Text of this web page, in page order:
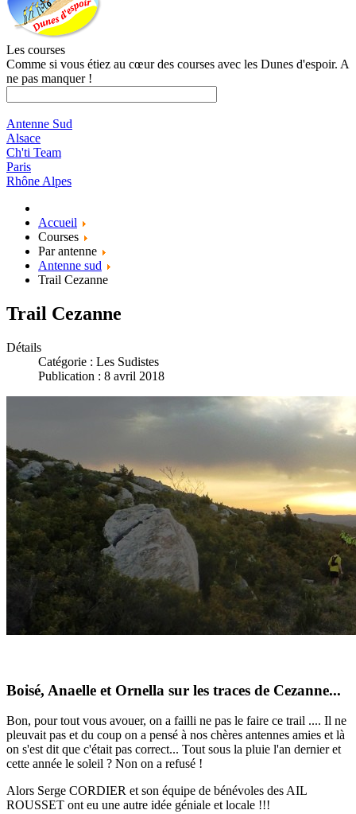
Les courses
Comme si vous étiez au cœur des courses avec les Dunes d'espoir. A
ne pas manquer !
Antenne Sud
Alsace
Ch'ti Team
Paris
Rhône Alpes
Accueil
Courses
Par antenne
Antenne sud
Trail Cezanne
Trail Cezanne
Détails
Catégorie : Les Sudistes
Publication : 8 avril 2018
Boisé, Anaelle et Ornella sur les traces de Cezanne...
Bon, pour tout vous avouer, on a failli ne pas le faire ce trail .... Il ne
pleuvait pas et du coup on a pensé à nos chères antennes amies et là
on s'est dit que c'était pas correct... Tout sous la pluie l'an dernier et
cette année le soleil ? Non on a refusé !
Alors Serge CORDIER et son équipe de bénévoles des AIL
ROUSSET ont eu une autre idée géniale et locale !!!